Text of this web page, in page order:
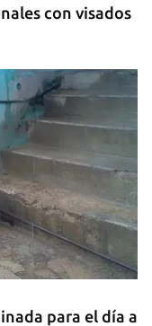
con visados
para el día a